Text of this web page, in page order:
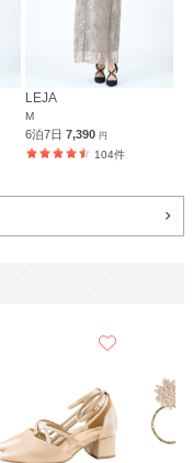
LEJA
M
6泊7日7,390円
104件